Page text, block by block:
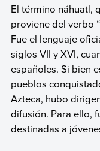
El término náhuatl,
proviene del verbo
Fue el lenguaje
siglos VII y XVI,
españoles. Si bien
pueblos
Azteca, hubo
difusión. Para ello,
destinadas a